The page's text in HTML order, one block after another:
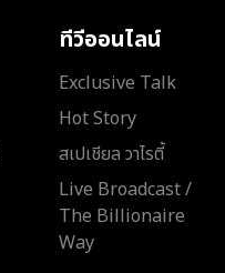
ทีวีออนไลน์
Exclusive Talk
Hot Story
สเปเชียล วาไรตี้
Live Broadcast /
The Billionaire
Way